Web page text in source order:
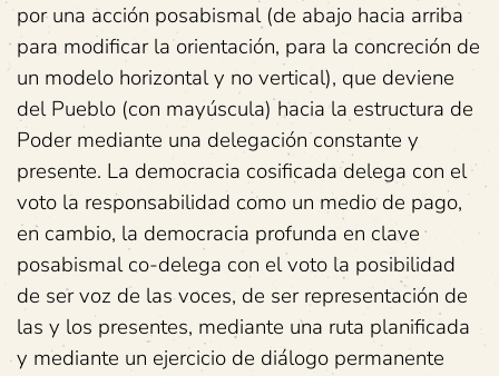
por una acción posabismal (de abajo hacia arriba
para modificar la orientación, para la concreción de
un modelo horizontal y no vertical), que deviene
del Pueblo (con mayúscula) hacia la estructura de
Poder mediante una delegación constante y
presente. La democracia cosificada delega con el
voto la responsabilidad como un medio de pago,
en cambio, la democracia profunda en clave
posabismal co-delega con el voto la posibilidad
de ser voz de las voces, de ser representación de
las y los presentes, mediante una ruta planificada
y mediante un ejercicio de diálogo permanente